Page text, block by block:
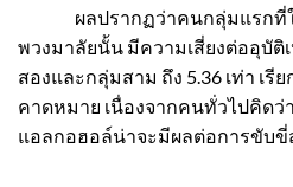
ผลปรากฏว่าคนกลุ่มแรกที่ใ
พวงมาลัยนั้น มีความเสี่ยงต่ออุบัติ
สองและกลุ่มสาม ถึง 5.36 เท่า เรี
คาดหมาย เนื่องจากคนทั่วไปคิดว่
แอลกอฮอล์น่าจะมีผลต่อการขับขี่